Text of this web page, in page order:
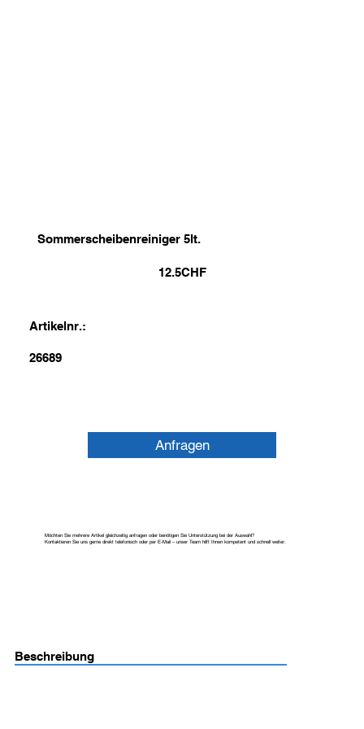
Sommerscheibenreiniger 5lt.
12.5CHF
Artikelnr.:
26689
Anfragen
Möchten Sie mehrere Artikel gleichzeitig anfragen oder benötigen Sie Unterstützung bei der Auswahl?
Kontaktieren Sie uns gerne direkt telefonisch oder per E-Mail – unser Team hilft Ihnen kompetent und schnell weiter.
Beschreibung